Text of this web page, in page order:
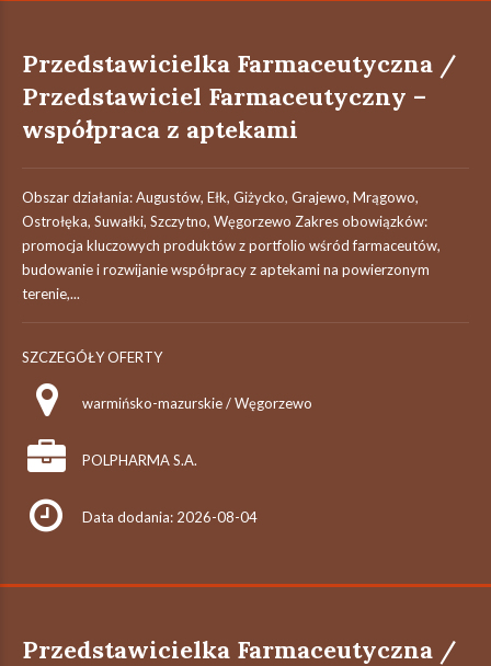
Przedstawicielka Farmaceutyczna /
Przedstawiciel Farmaceutyczny –
współpraca z aptekami
Obszar działania: Augustów, Ełk, Giżycko, Grajewo, Mrągowo,
Ostrołęka, Suwałki, Szczytno, Węgorzewo Zakres obowiązków:
promocja kluczowych produktów z portfolio wśród farmaceutów,
budowanie i rozwijanie współpracy z aptekami na powierzonym
terenie,...
SZCZEGÓŁY OFERTY
warmińsko-mazurskie / Węgorzewo
POLPHARMA S.A.
Data dodania: 2026-08-04
Przedstawicielka Farmaceutyczna /